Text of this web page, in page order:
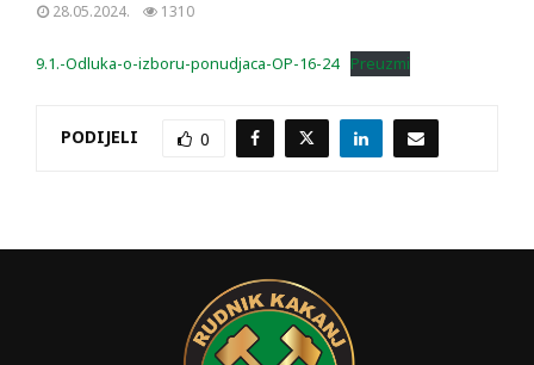
28.05.2024. 1310
9.1.-Odluka-o-izboru-ponudjaca-OP-16-24 Preuzmi
PODIJELI 0